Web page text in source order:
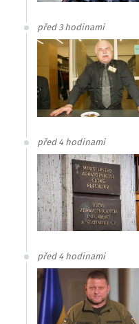
před 3 hodinami
před 4 hodinami
před 4 hodinami